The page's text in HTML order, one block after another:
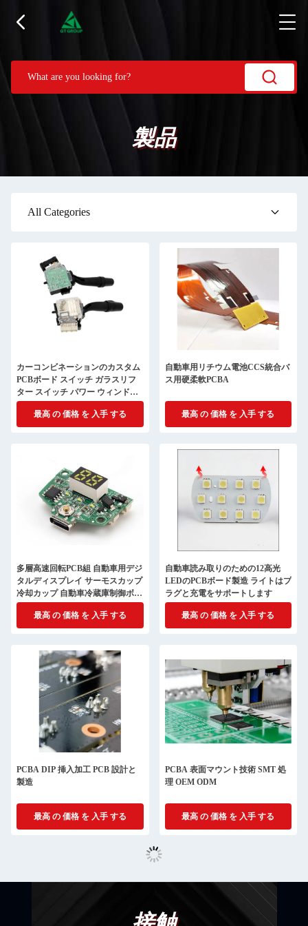
製品
All Categories
カーコンビネーションのカスタム
PCBボード スイッチ ガラスリフ
ター スイッチ パワー ウィンドウ
キー 左 フロント メインドライブ
ボタン組
最高 の 価格 を 入手 する
自動車用リチウム電池CCS統合バ
ス用硬柔軟PCBA
最高 の 価格 を 入手 する
多層高速回転PCB組 自動車用デジ
タルディスプレイ サーモスカップ
冷却カップ 自動車冷蔵庫制御ボー
ド
最高 の 価格 を 入手 する
自動車読み取りのための12高光
LEDのPCBボード製造 ライトはプ
ラグと充電をサポートします
最高 の 価格 を 入手 する
PCBA DIP 挿入加工 PCB 設計と
製造
最高 の 価格 を 入手 する
PCBA 表面マウント技術 SMT 処
理 OEM ODM
最高 の 価格 を 入手 する